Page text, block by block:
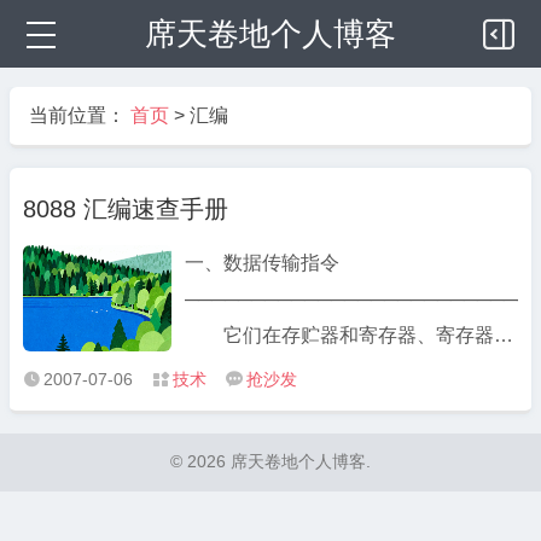
席天卷地个人博客
当前位置： 首页 > 汇编
8088 汇编速查手册
一、数据传输指令
它们在存贮器和寄存器、寄存器和
输入输出端口之间传送数据. 1. 通
用数据传送指令. MOV 传送字
 2007-07-06  技术  抢沙发
© 2026 席天卷地个人博客.